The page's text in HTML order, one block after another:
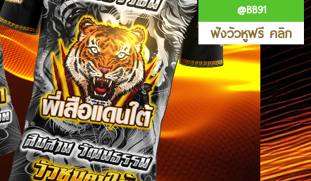
@BB91
ฟังวัวหูฟรี คลิก